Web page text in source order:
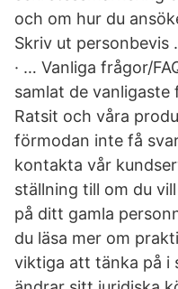
och om hur du
Skriv ut personbevis
· … Vanliga frågor/
samlat de
Ratsit och våra
förmodan inte få
kontakta vår
ställning till om du
på ditt gamla
du läsa mer om
viktiga att tänka på i